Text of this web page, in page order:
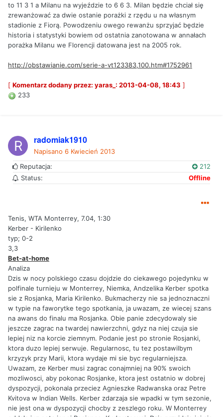
to 11 3 1 a Milanu na wyjeździe to 6 6 3. Milan będzie chciał się
zrewanżować za dwie ostanie porażki z rzędu u na własnym
stadionie z Fiorą. Powodzeniu owego rewanżu sprzyjać będzie
historia i statystyki bowiem od ostatnia zanotowana w annałach
porażka Milanu we Florencji datowana jest na 2005 rok.
http://obstawianie.com/serie-a-vt123383,100.htm#1752961
[ Komentarz dodany przez: yaras_: 2013-04-08, 18:43 ]
233
radomiak1910
Napisano 6 Kwiecień 2013
Reputacja:
212
Status:
Offline
Tenis, WTA Monterrey, 7.04, 1:30
Kerber - Kirilenko
typ; 0-2
3,3
Bet-at-home
Analiza
Dzis w nocy polskiego czasu dojdzie do ciekawego pojedynku w
polfinale turnieju w Monterrey, Niemka, Andzelika Kerber spotka
sie z Rosjanka, Maria Kirilenko. Bukmacherzy nie sa jednoznaczni
w typie na faworytke tego spotkania, ja uwazam, ze wiecej szans
na awans do finalu ma Rosjanka. Obie panie zdecydowaly sie
jeszcze zagrac na twardej nawierzchni, gdyz na niej czuja sie
lepiej niz na korcie ziemnym. Podanie jest po stronie Rosjanki,
ktora duzo lepiej serwuje. Regularnosc, tu tez postawilbym
krzyzyk przy Marii, ktora wydaje mi sie byc regularniejsza.
Uwazam, ze Kerber musi zagrac conajmniej na 90% swoich
mozliwosci, aby pokonac Rosjanke, ktora jest ostatnio w dobrej
dyspozycji, pokonala przeciez Agnieszke Radwanska oraz Petre
Kvitova w Indian Wells. Kerber zdarzaja sie wpadki w tym sezonie,
nie jest ona w dyspozycji chocby z zeszlego roku. W Monterrey